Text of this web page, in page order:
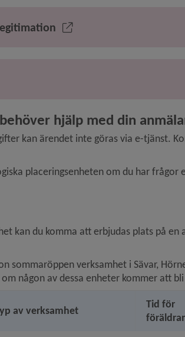
hjälp med din
kan ärendet inte göras via e-tjänst.
placeringsenheten om du har frågor
kan du komma att erbjudas plats på en
sommaröppen verksamhet i Sävar,
någon av dessa enheter kommer att
av verksamhet
Tid för